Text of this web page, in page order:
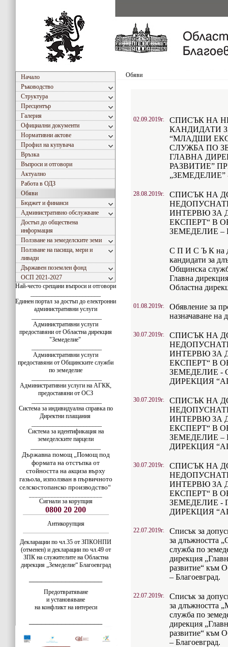
Начало
Ръководство
Структура
Пресцентър
Галерия
Официални документи
Нормативни актове
Профил на купувача
Връзка
Въпроси и отговори
Актуално
Работа в ОДЗ
Обяви
Бюджет и финанси
Административно обслужване
Достъп до обществена
информация
Ползване на земеделските земи
Ползване на пасища, мери и
ливади
Държавен поземлен фонд
ОСП 2021-2027
Най-често срещани въпроси и отговори
Единен портал за достъп до електронни
административни услуги
Административни услуги
предоставяни от Областна дирекция
"Земеделие"
Административни услуги
предоставяни от Общинските служби
по земеделие
Административни услуги на АГКК,
предоставяни от ОСЗ
Система за индивидуална справка по
Директни плащания
Система за идентификация на
земеделските парцели
Държавна помощ „Помощ под
формата на отстъпка от
стойността на акциза върху
газьола, използван в първичното
селскостопанско производство“
Сигнали за корупция
0800 20 200
Антикорупция
Декларации по чл.35 от ЗПКОНПИ
(отменен) и декларации по чл.49 от
ЗПК на служителите на Областна
дирекция „Земеделие“ Благоевград
Предотвратяване
и установяване
на конфликт на интереси
Обяви
02.09.2019г.
СПИСЪК НА
КАНДИДАТИ
“МЛАДШИ
СЛУЖБА ПО
ГЛАВНА
РАЗВИТИЕ”
28.08.2019г.
СПИСЪК НА
ИНТЕРВЮ ЗА
ЕКСПЕРТ“ В
ЗЕМЕДЕЛИЕ –
С П И С Ъ К на
кандидати за
Общинска
Главна
Областна
01.08.2019г.
Обявление за
назначаване на
30.07.2019г.
СПИСЪК НА
ИНТЕРВЮ ЗА
ЕКСПЕРТ“ В
ЗЕМЕДЕЛИЕ -
ДИРЕКЦИЯ
30.07.2019г.
СПИСЪК НА
ИНТЕРВЮ ЗА
ЕКСПЕРТ“ В
ЗЕМЕДЕЛИЕ –
ДИРЕКЦИЯ
30.07.2019г.
СПИСЪК НА
ИНТЕРВЮ ЗА
ЕКСПЕРТ“ В
ЗЕМЕДЕЛИЕ -
ДИРЕКЦИЯ
22.07.2019г.
Списък за
за длъжността
служба по
дирекция
развитие“ към
– Благоевград.
22.07.2019г.
Списък за
за длъжността
служба по
дирекция
развитие“ към
– Благоевград.